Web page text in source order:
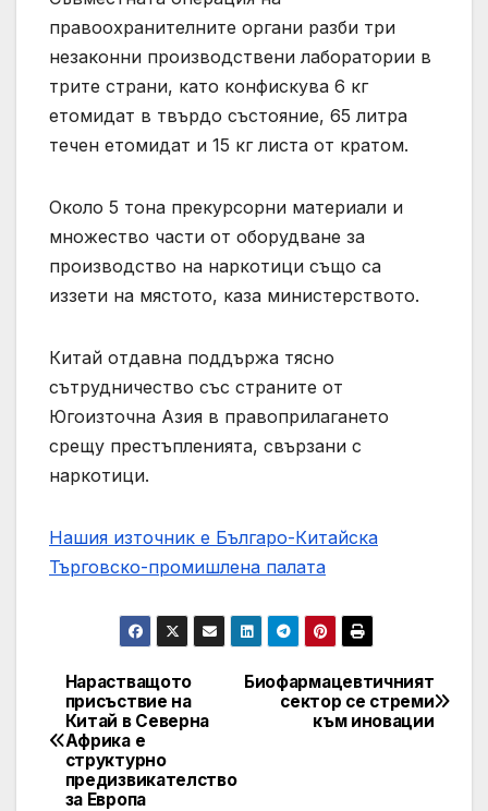
правоохранителните органи разби три
незаконни производствени лаборатории в
трите страни, като конфискува 6 кг
етомидат в твърдо състояние, 65 литра
течен етомидат и 15 кг листа от кратом.
Около 5 тона прекурсорни материали и
множество части от оборудване за
производство на наркотици също са
иззети на мястото, каза министерството.
Китай отдавна поддържа тясно
сътрудничество със страните от
Югоизточна Азия в правоприлагането
срещу престъпленията, свързани с
наркотици.
Нашия източник е Българо-Китайска
Търговско-промишлена палaта
Post
navigation
Биофармацевтичният
сектор се стреми
към иновации
Нарастващото
присъствие на
Китай в Северна
Африка е
структурно
предизвикателство
за Европа